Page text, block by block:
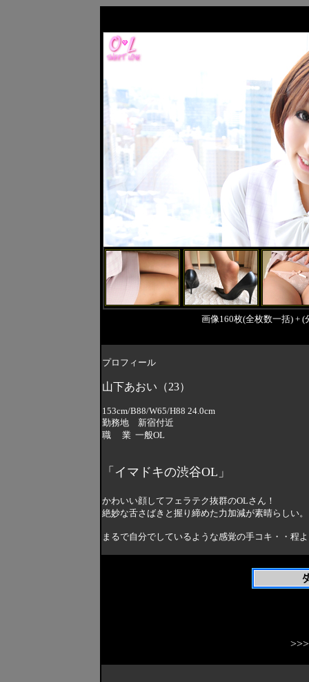
画像160枚(全枚数一括) + (
プロフィール
山下あおい（23）
153cm/B88/W65/H88 24.0cm
勤務地 新宿付近
職 業 一般OL
「イマドキの渋谷OL」
かわいい顔してフェラテク抜群のOLさん！
絶妙な舌さばきと握り締めた力加減が素晴らしい。
まるで自分でしているような感覚の手コキ・・程